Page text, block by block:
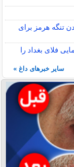
تنگه هرمز برای
فلای بغداد را
سایر خبرهای داغ »